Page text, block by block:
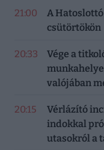
21:00
A
csütörtökön
20:33
Vége a
valójában
20:15
Vérlázító
indokkal
utasokról a